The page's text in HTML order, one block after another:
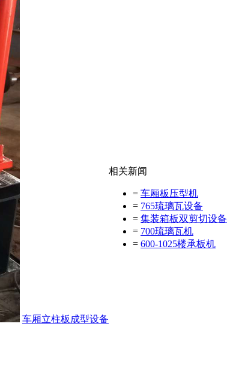
车厢立柱板成型设备
相关新闻
= 车厢板压型机
= 765琉璃瓦设备
= 集装箱板双剪切设备
= 700琉璃瓦机
= 600-1025楼承板机